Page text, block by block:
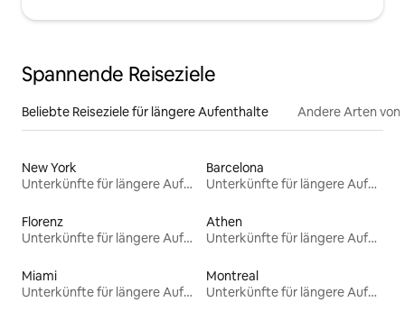
Spannende Reiseziele
Beliebte Reiseziele für längere Aufenthalte Andere Arten
New York
Unterkünfte für längere Aufenthalte
Barcelona
Unterkünfte für längere Aufenthalte
Florenz
Unterkünfte für längere Aufenthalte
Athen
Unterkünfte für längere Aufenthalte
Miami
Unterkünfte für längere Aufenthalte
Montreal
Unterkünfte für längere Aufenthalte